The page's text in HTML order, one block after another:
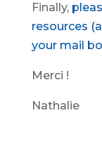
Finally,
resources
your mail
Merci !
Nathalie